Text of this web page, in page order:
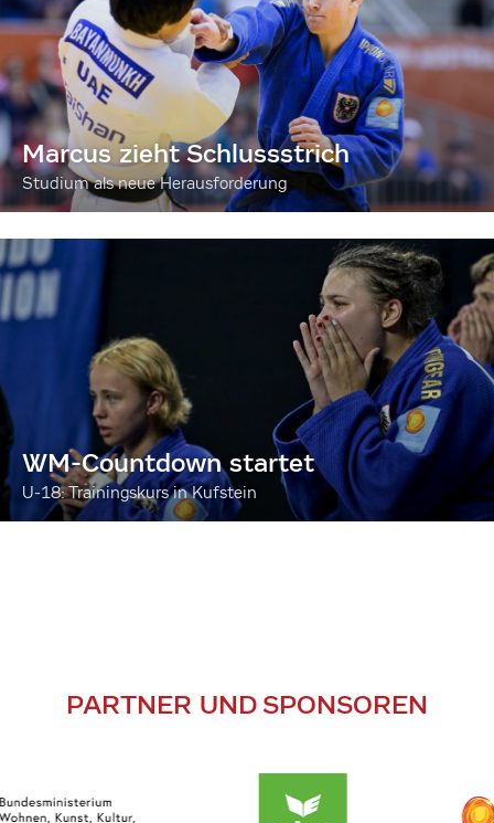
Marcus zieht Schlussstrich
Studium als neue Herausforderung
WM-Countdown startet
U-18: Trainingskurs in Kufstein
PARTNER UND SPONSOREN